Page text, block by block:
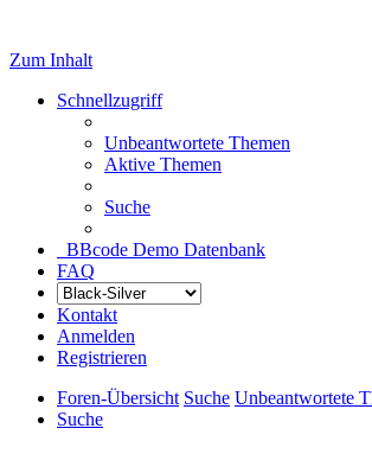
Zum Inhalt
Schnellzugriff
Unbeantwortete Themen
Aktive Themen
Suche
BBcode Demo Datenbank
FAQ
Kontakt
Anmelden
Registrieren
Foren-Übersicht Suche Unbeantwortete
Suche